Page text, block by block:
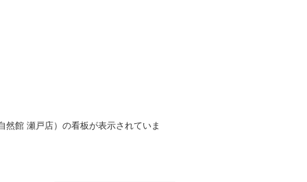
館 瀬戸店）の看板が表示されていま